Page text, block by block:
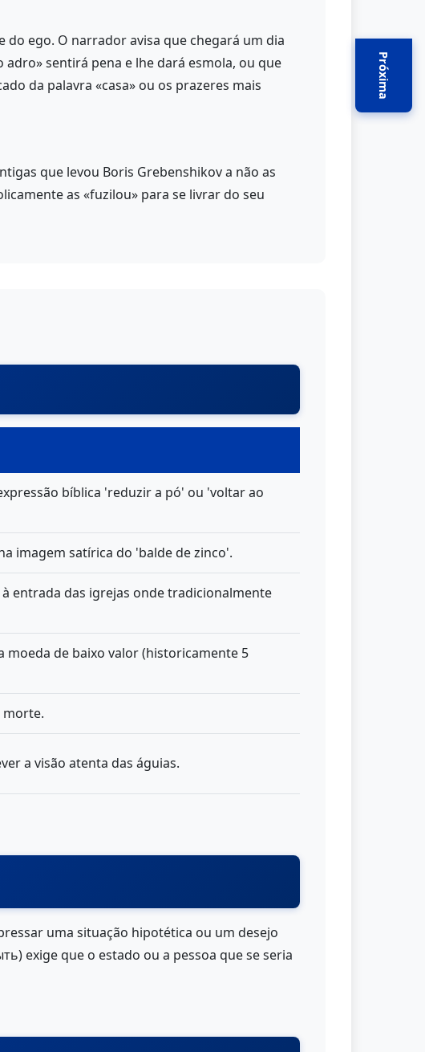
Próxima
ego. O narrador avisa que chegará um dia
sentirá pena e lhe dará esmola, ou que
da palavra «casa» ou os prazeres mais
que levou Boris Grebenshikov a não as
as «fuzilou» para se livrar do seu
bíblica 'reduzir a pó' ou 'voltar ao
imagem satírica do 'balde de zinco'.
entrada das igrejas onde tradicionalmente
moeda de baixo valor (historicamente 5
morte.
a visão atenta das águias.
uma situação hipotética ou um desejo
exige que o estado ou a pessoa que se seria